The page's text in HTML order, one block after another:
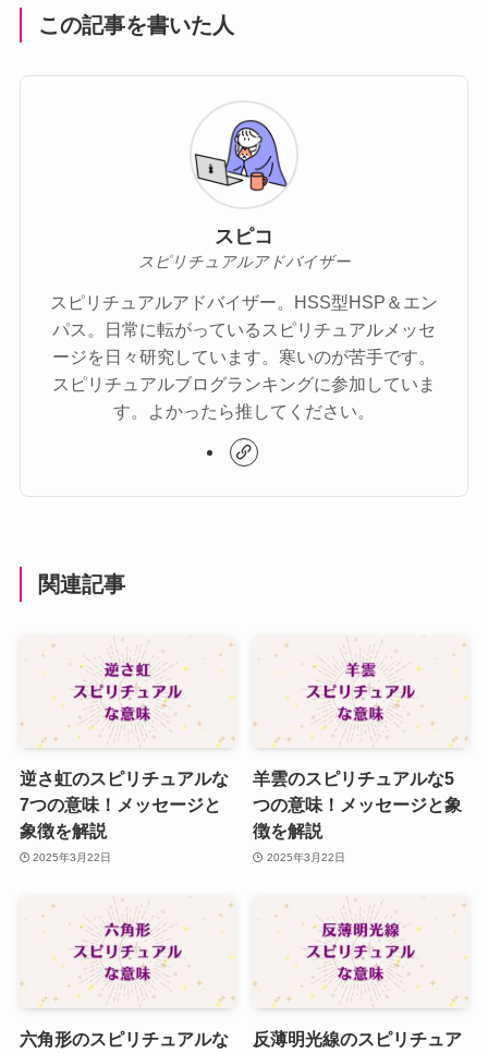
この記事を書いた人
スピコ
スピリチュアルアドバイザー
スピリチュアルアドバイザー。HSS型HSP＆エン
パス。日常に転がっているスピリチュアルメッセ
ージを日々研究しています。寒いのが苦手です。
スピリチュアルブログランキングに参加していま
す。よかったら推してください。
関連記事
逆さ虹のスピリチュアルな
7つの意味！メッセージと
象徴を解説
2025年3月22日
羊雲のスピリチュアルな5
つの意味！メッセージと象
徴を解説
2025年3月22日
六角形のスピリチュアルな
反薄明光線のスピリチュア